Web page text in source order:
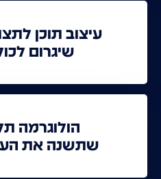
עיצוב תוכן
שיגרום
הולוגרמה
שתשנה את